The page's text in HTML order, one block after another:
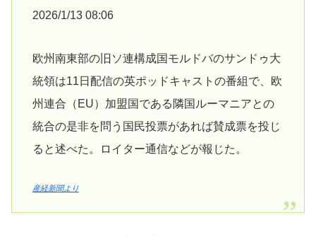
2026/1/13 08:06
欧州南東部の旧ソ連構成国モルドバのサンドゥ大
統領は11日配信の英ポッドキャストの番組で、欧
州連合（EU）加盟国である隣国ルーマニアとの
統合の是非を問う国民投票があれば賛成票を投じ
ると述べた。ロイター通信などが報じた。
産経新聞より